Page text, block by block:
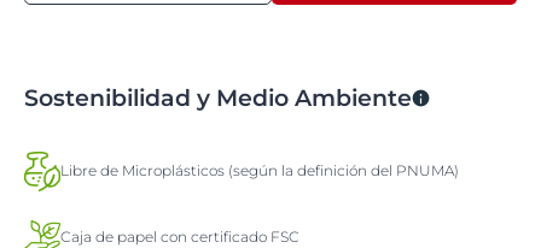
Sostenibilidad y Medio Ambiente
Libre de Microplásticos (según la definición del PNUMA)
Caja de papel con certificado FSC